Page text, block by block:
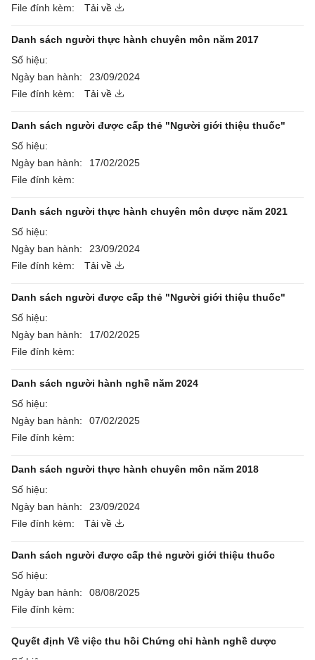
File đính kèm:
Tải về
Danh sách người thực hành chuyên môn năm 2017
Số hiệu:
Ngày ban hành:
23/09/2024
File đính kèm:
Tải về
Danh sách người được cấp thẻ "Người giới thiệu thuốc"
Số hiệu:
Ngày ban hành:
17/02/2025
File đính kèm:
Danh sách người thực hành chuyên môn dược năm 2021
Số hiệu:
Ngày ban hành:
23/09/2024
File đính kèm:
Tải về
Danh sách người được cấp thẻ "Người giới thiệu thuốc"
Số hiệu:
Ngày ban hành:
17/02/2025
File đính kèm:
Danh sách người hành nghề năm 2024
Số hiệu:
Ngày ban hành:
07/02/2025
File đính kèm:
Danh sách người thực hành chuyên môn năm 2018
Số hiệu:
Ngày ban hành:
23/09/2024
File đính kèm:
Tải về
Danh sách người được cấp thẻ người giới thiệu thuốc
Số hiệu:
Ngày ban hành:
08/08/2025
File đính kèm:
Quyết định Về việc thu hồi Chứng chỉ hành nghề dược